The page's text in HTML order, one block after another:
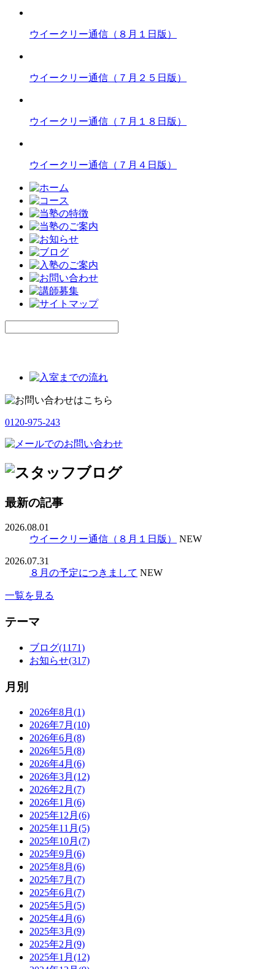
ウイークリー通信（８月１日版）
ウイークリー通信（７月２５日版）
ウイークリー通信（７月１８日版）
ウイークリー通信（７月４日版）
0120-975-243
最新の記事
2026.08.01
ウイークリー通信（８月１日版）
NEW
2026.07.31
８月の予定につきまして NEW
一覧を見る
テーマ
ブログ(1171)
お知らせ(317)
月別
2026年8月(1)
2026年7月(10)
2026年6月(8)
2026年5月(8)
2026年4月(6)
2026年3月(12)
2026年2月(7)
2026年1月(6)
2025年12月(6)
2025年11月(5)
2025年10月(7)
2025年9月(6)
2025年8月(6)
2025年7月(7)
2025年6月(7)
2025年5月(5)
2025年4月(6)
2025年3月(9)
2025年2月(9)
2025年1月(12)